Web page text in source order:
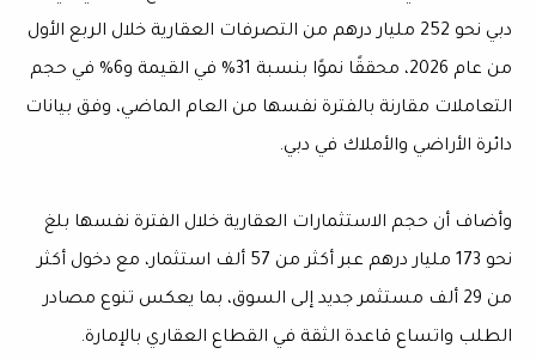
دبي نحو 252 مليار درهم من التصرفات العقارية خلال الربع الأول
من عام 2026، محققًا نموًا بنسبة 31% في القيمة و6% في حجم
التعاملات مقارنة بالفترة نفسها من العام الماضي، وفق بيانات
دائرة الأراضي والأملاك في دبي.
وأضاف أن حجم الاستثمارات العقارية خلال الفترة نفسها بلغ
نحو 173 مليار درهم عبر أكثر من 57 ألف استثمار، مع دخول أكثر
من 29 ألف مستثمر جديد إلى السوق، بما يعكس تنوع مصادر
الطلب واتساع قاعدة الثقة في القطاع العقاري بالإمارة.